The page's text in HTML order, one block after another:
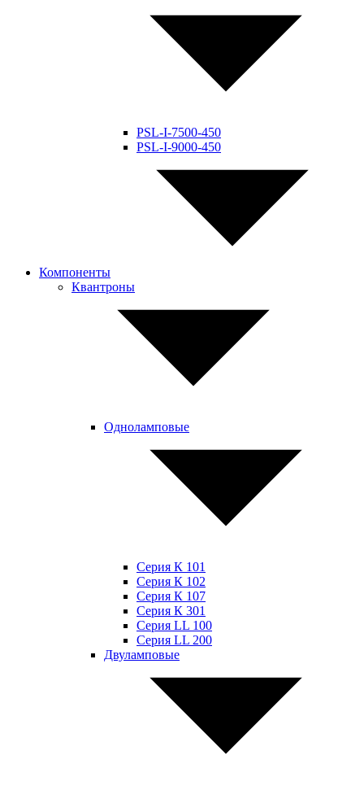
PSL-I-7500-450
PSL-I-9000-450
Компоненты
Квантроны
Одноламповые
Серия К 101
Серия К 102
Серия К 107
Серия К 301
Серия LL 100
Серия LL 200
Двуламповые